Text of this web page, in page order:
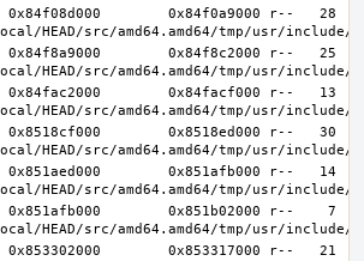
0x84f0a9000 r--   28
0x84f8c2000 r--   25
0x84facf000 r--   13
0x8518ed000 r--   30
0x851afb000 r--   14
0x851b02000 r--    7
0x853317000 r--   21